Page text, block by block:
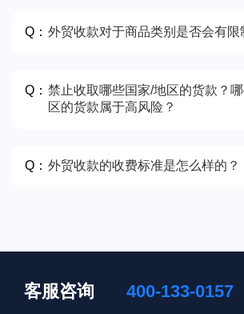
Q： 外贸收款对于商品类别是否会有限
Q： 禁止收取哪些国家/地区的货款？
区的货款属于高风险？
Q： 外贸收款的收费标准是怎么样的？
客服咨询 400-133-0157